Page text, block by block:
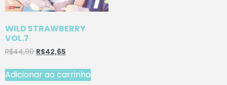
WILD STRAWBERRY
VOL.7
R$44,90 R$42,65
Adicionar ao carrinho